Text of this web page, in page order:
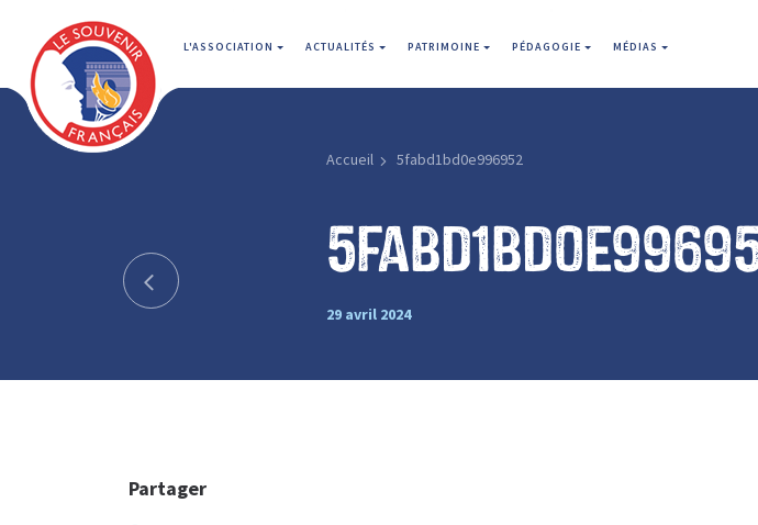
L'ASSOCIATION ACTUALITÉS PATRIMOINE PÉDAGOGIE MÉDIAS
Accueil 5fabd1bd0e996952
29 avril 2024
Partager